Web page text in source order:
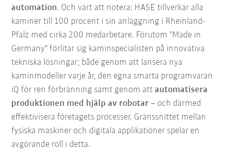
automation. Och värt att notera: HASE tillverkar alla
kaminer till 100 procent i sin anläggning i Rheinland-
Pfalz med cirka 200 medarbetare. Förutom "Made in
Germany" förlitar sig kaminspecialisten på innovativa
tekniska lösningar; både genom att lansera nya
kaminmodeller varje år, den egna smarta programvaran
iQ för ren förbränning samt genom attautomatisera
produktionen med hjälp av robotar – och därmed
effektivisera företagets processer. Gränssnittet mellan
fysiska maskiner och digitala applikationer spelar en
avgörande roll i detta.